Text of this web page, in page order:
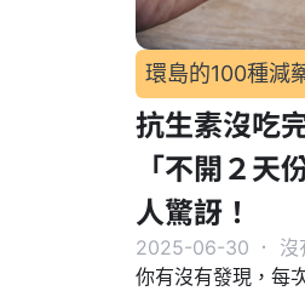
環島的100種減
抗生素沒吃
「不開２天
人驚訝！
2025-06-30 ．
沒
你有沒有發現，每